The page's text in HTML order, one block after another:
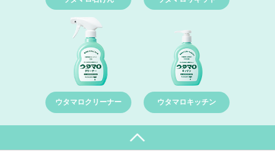
ウタマロクリーナー ウタマロキッチン